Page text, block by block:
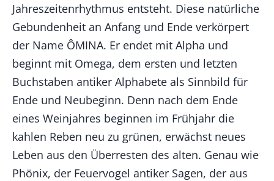
Jahreszeitenrhythmus entsteht. Diese natürliche
Gebundenheit an Anfang und Ende verkörpert
der Name ÔMINA. Er endet mit Alpha und
beginnt mit Omega, dem ersten und letzten
Buchstaben antiker Alphabete als Sinnbild für
Ende und Neubeginn. Denn nach dem Ende
eines Weinjahres beginnen im Frühjahr die
kahlen Reben neu zu grünen, erwächst neues
Leben aus den Überresten des alten. Genau wie
Phönix, der Feuervogel antiker Sagen, der aus